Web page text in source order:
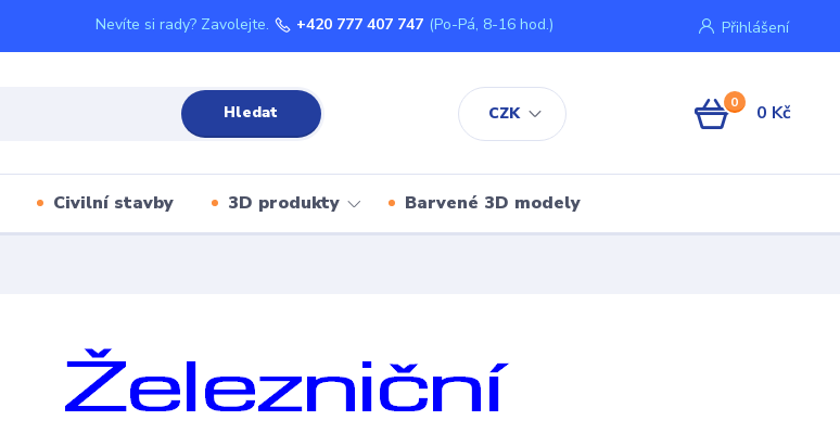
CZK
Přihlášení
Hledat
Nevíte si rady? Zavolejte. +420 777 407 747 (Po-Pá, 8-16 hod.)
0 0 Kč
Civilní stavby 3D produkty Barvené 3D modely